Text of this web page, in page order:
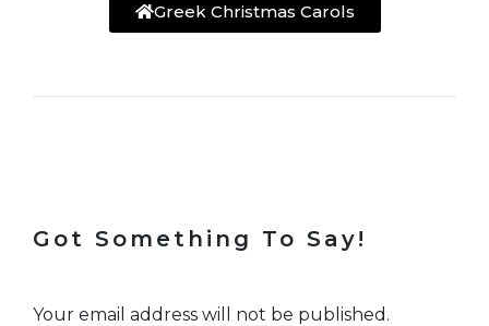
Greek Christmas Carols
Got Something To Say!
Your email address will not be published.